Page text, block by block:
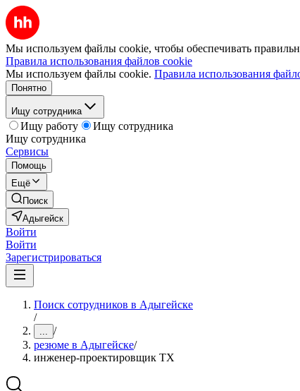
Мы используем файлы cookie, чтобы обеспечивать
Правила использования файлов cookie
Мы используем файлы cookie. Правила использования
Понятно
Ищу сотрудника
Ищу работу
Ищу сотрудника
Ищу сотрудника
Сервисы
Помощь
Ещё
Поиск
Адыгейск
Войти
Войти
Зарегистрироваться
Поиск сотрудников в Адыгейске
/
... /
резюме в Адыгейске/
инженер-проектировщик ТХ